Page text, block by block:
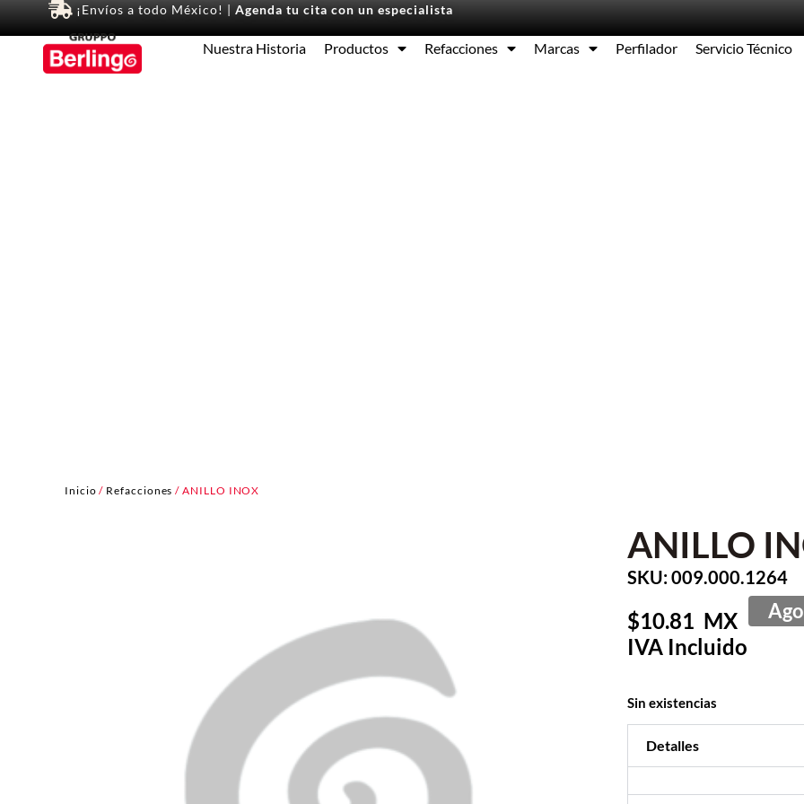
¡Envíos a todo México! | Agenda tu cita con un especialista
Nuestra Historia Productos Refacciones Marcas Perfilador Servicio Técnico
Inicio / Refacciones / ANILLO INOX
ANILLO
SKU: 009.000.1264
10.81
Sin existencias
Detalles
Equipos